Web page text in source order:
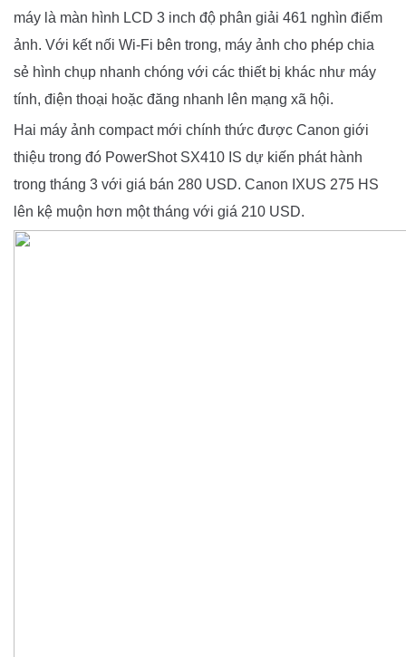
máy là màn hình LCD 3 inch độ phân giải 461 nghìn điểm
ảnh. Với kết nối Wi-Fi bên trong, máy ảnh cho phép chia
sẻ hình chụp nhanh chóng với các thiết bị khác như máy
tính, điện thoại hoặc đăng nhanh lên mạng xã hội.
Hai máy ảnh compact mới chính thức được Canon giới
thiệu trong đó PowerShot SX410 IS dự kiến phát hành
trong tháng 3 với giá bán 280 USD. Canon IXUS 275 HS
lên kệ muộn hơn một tháng với giá 210 USD.